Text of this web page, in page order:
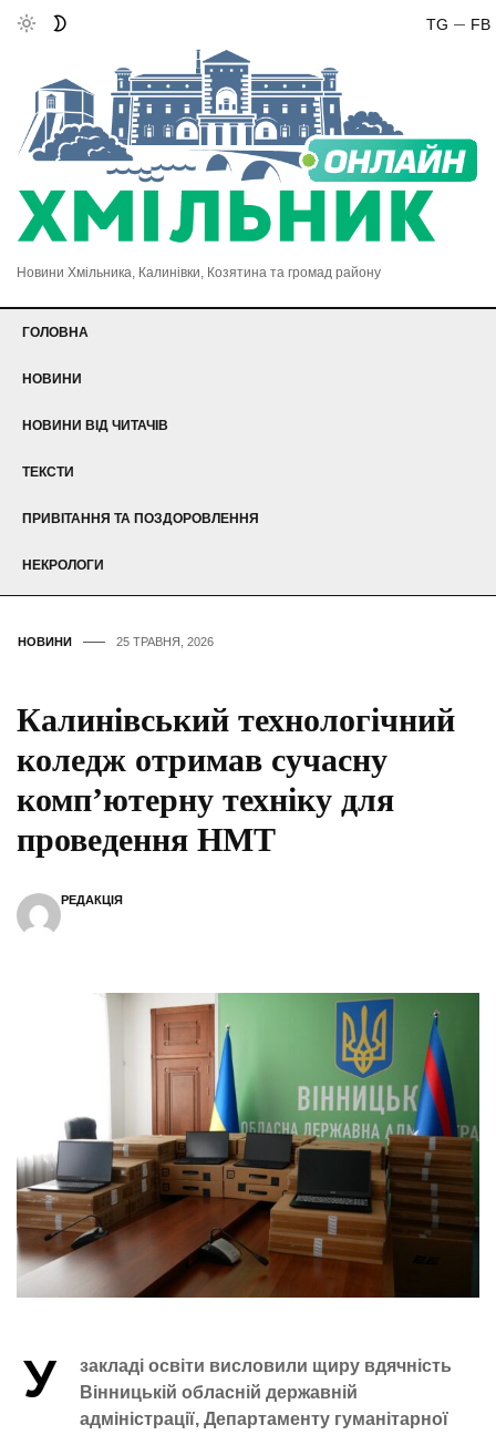
FB
TG
Новини Хмільника, Калинівки, Козятина та громад району
ГОЛОВНА
НОВИНИ
НОВИНИ ВІД ЧИТАЧІВ
ТЕКСТИ
ПРИВІТАННЯ ТА ПОЗДОРОВЛЕННЯ
НЕКРОЛОГИ
НОВИНИ 25 ТРАВНЯ, 2026
Калинівський технологічний
коледж отримав сучасну
комп’ютерну техніку для
проведення НМТ
РЕДАКЦІЯ
У
закладі освіти висловили щиру вдячність
Вінницькій обласній державній
адміністрації, Департаменту гуманітарної